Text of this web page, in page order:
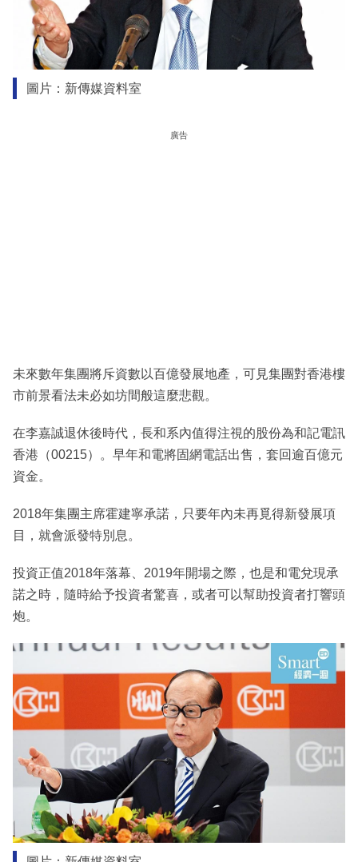
圖片：新傳媒資料室
廣告
未來數年集團將斥資數以百億發展地產，可見集團對香港樓
市前景看法未必如坊間般這麼悲觀。
在李嘉誠退休後時代，長和系內值得注視的股份為和記電訊
香港（00215）。早年和電將固網電話出售，套回逾百億元
資金。
2018年集團主席霍建寧承諾，只要年內未再覓得新發展項
目，就會派發特別息。
投資正值2018年落幕、2019年開場之際，也是和電兌現承
諾之時，隨時給予投資者驚喜，或者可以幫助投資者打響頭
炮。